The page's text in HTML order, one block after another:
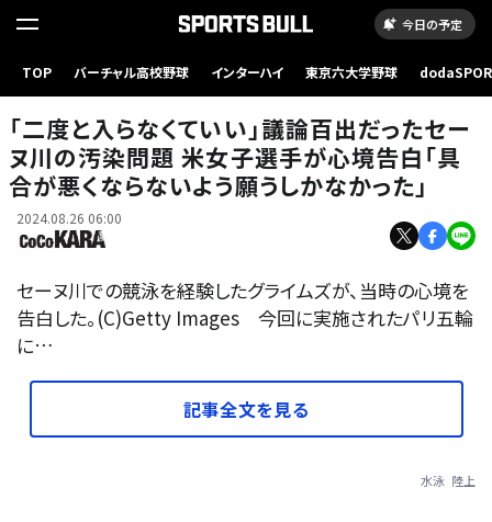
今日の予定
TOP バーチャル高校野球 インターハイ 東京六大学野球
「二度と入らなくていい」議論百出だったセー
ヌ川の汚染問題 米女子選手が心境告白「具
合が悪くならないよう願うしかなかった」
2024.08.26 06:00
セーヌ川での競泳を経験したグライムズが、当時の心境を
告白した。(C)Getty Images 今回に実施されたパリ五輪
に…
記事全文を見る
水泳 陸上